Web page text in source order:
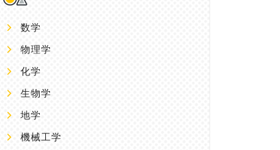
数学
物理学
化学
生物学
地学
機械工学